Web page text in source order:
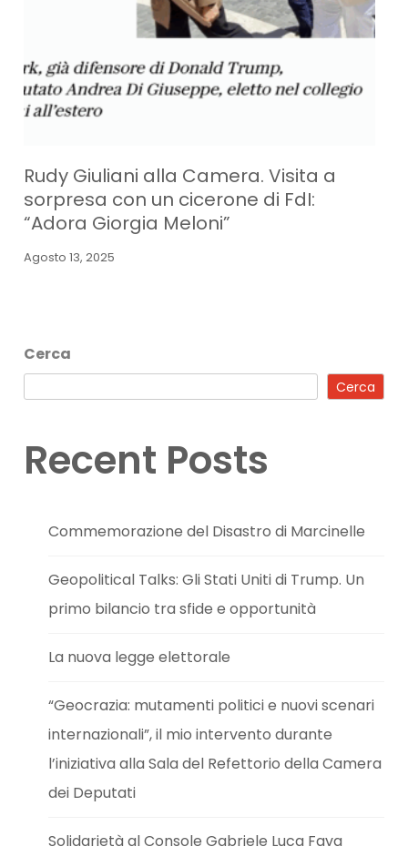
Rudy Giuliani alla Camera. Visita a
sorpresa con un cicerone di FdI:
“Adora Giorgia Meloni”
Agosto 13, 2025
Cerca
Cerca
Recent Posts
Commemorazione del Disastro di Marcinelle
Geopolitical Talks: Gli Stati Uniti di Trump. Un
primo bilancio tra sfide e opportunità
La nuova legge elettorale
“Geocrazia: mutamenti politici e nuovi scenari
internazionali”, il mio intervento durante
l’iniziativa alla Sala del Refettorio della Camera
dei Deputati
Solidarietà al Console Gabriele Luca Fava